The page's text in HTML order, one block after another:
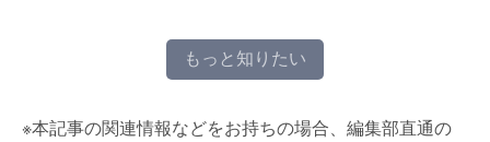
もっと知りたい
※本記事の関連情報などをお持ちの場合、編集部直通の